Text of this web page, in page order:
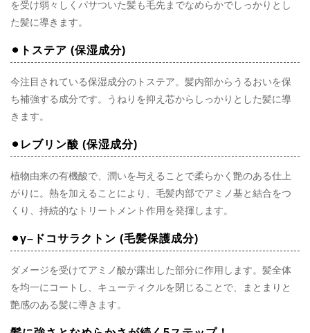
を受け弱々しくパサついた髪も毛先までなめらかでしっかりとし
た髪に導きます。
⚫︎トステア (保湿成分)
今注目されている保湿成分のトステア。髪内部からうるおいを保
ち補強する成分です。うねりを抑え芯からしっかりとした髪に導
きます。
⚫︎レブリン酸 (保湿成分)
植物由来の有機酸で、潤いを与えることで柔らかく艶のある仕上
がりに。熱を加えることにより、毛髪内部でアミノ基と結合をつ
くり、持続的なトリートメント作用を発揮します。
⚫︎γ–ドコサラクトン (毛髪保護成分)
ダメージを受けてアミノ酸が露出した部分に作用します。髪全体
を均一にコートし、キューティクルを閉じることで、まとまりと
艶感のある髪に導きます。